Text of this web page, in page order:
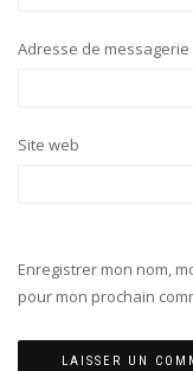
Adresse de messagerie
Site web
Enregistrer mon nom,
pour mon prochain